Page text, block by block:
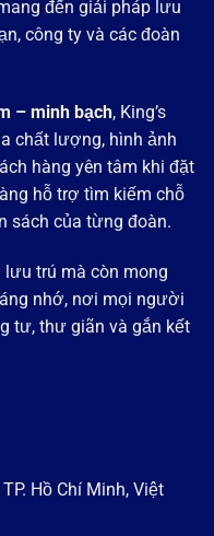
đến giải pháp lưu
công ty và các đoàn
– minh bạch, King’s
chất lượng, hình ảnh
hàng yên tâm khi đặt
hỗ trợ tìm kiếm chỗ
sách của từng đoàn.
trú mà còn mong
nhớ, nơi mọi người
tư, thư giãn và gắn kết
Hồ Chí Minh, Việt